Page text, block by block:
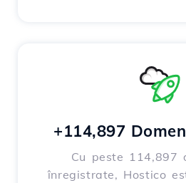
+114,897
Cu peste 114,897
înregistrate, Hostico